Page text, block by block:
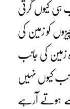
ہی کیوں گرتی
کو زمین کی
زمین کی جانب
کیوں نہیں
ہوتے آرہے